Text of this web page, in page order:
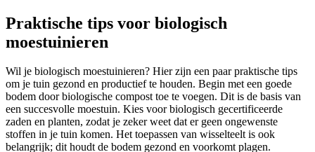
Praktische tips voor biologisch
moestuinieren
Wil je biologisch moestuinieren? Hier zijn een paar praktische tips
om je tuin gezond en productief te houden. Begin met een goede
bodem door biologische compost toe te voegen. Dit is de basis van
een succesvolle moestuin. Kies voor biologisch gecertificeerde
zaden en planten, zodat je zeker weet dat er geen ongewenste
stoffen in je tuin komen. Het toepassen van wisselteelt is ook
belangrijk; dit houdt de bodem gezond en voorkomt plagen.